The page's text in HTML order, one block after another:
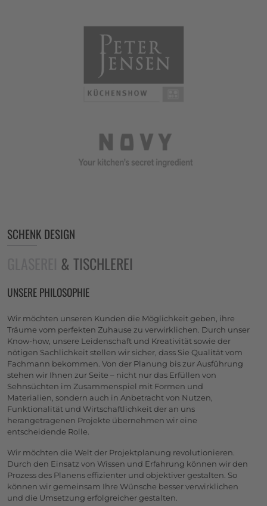
SCHENK DESIGN
& TISCHLEREI
UNSERE PHILOSOPHIE
Wir möchten unseren Kunden die Möglichkeit geben, ihre
Träume vom perfekten Zuhause zu verwirklichen. Durch unser
Know-how, unsere Leidenschaft und Kreativität sowie der
nötigen Sachlichkeit stellen wir sicher, dass Sie Qualität vom
Fachmann bekommen. Von der Planung bis zur Ausführung
stehen wir Ihnen zur Seite – nicht nur das Erfüllen von
Sehnsüchten im Zusammenspiel mit Formen und
Materialien, sondern auch in Anbetracht von Nutzen,
Funktionalität und Wirtschaftlichkeit der an uns
herangetragenen Projekte übernehmen wir eine
entscheidende Rolle.
Wir möchten die Welt der Projektplanung revolutionieren.
Durch den Einsatz von Wissen und Erfahrung können wir den
Prozess des Planens effizienter und objektiver gestalten. So
können wir gemeinsam Ihre Wünsche besser verwirklichen
und die Umsetzung erfolgreicher gestalten.